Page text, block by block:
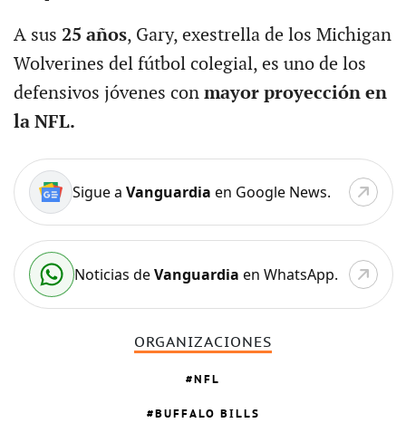
A sus 25 años, Gary, exestrella de los Michigan
Wolverines del fútbol colegial, es uno de los
defensivos jóvenes con mayor proyección en
la NFL.
Sigue a Vanguardia en Google News.
Noticias deVanguardia en WhatsApp.
ORGANIZACIONES
NFL
BUFFALO BILLS